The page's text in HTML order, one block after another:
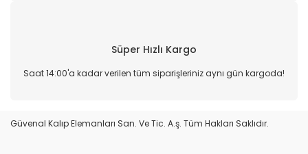
Süper Hızlı Kargo
Saat 14:00'a kadar verilen tüm siparişleriniz aynı gün kargoda!
Güvenal Kalıp Elemanları San. Ve Tic. A.ş. Tüm Hakları Saklıdır.